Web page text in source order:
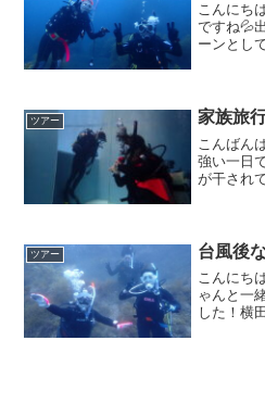
こんにち
ですね💦
ーンとし
その中で
ツアー 家族旅
こんばん
強い一日
が干され
ね！長い
ツアー 台風後
こんにち
ゃんと一
した！横